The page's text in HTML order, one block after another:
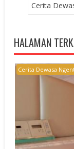
Cerita
HALAMAN
Cerita Dewasa